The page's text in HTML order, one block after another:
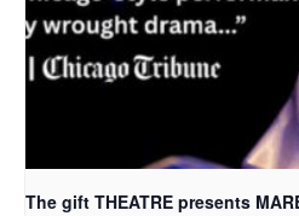
The gift THEATRE presents